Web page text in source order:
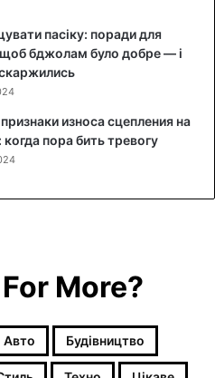
пасіку: поради для
щоб бджолам було добре — і
износа сцепления на
пора бить тревогу
More?
Авто Будівництво